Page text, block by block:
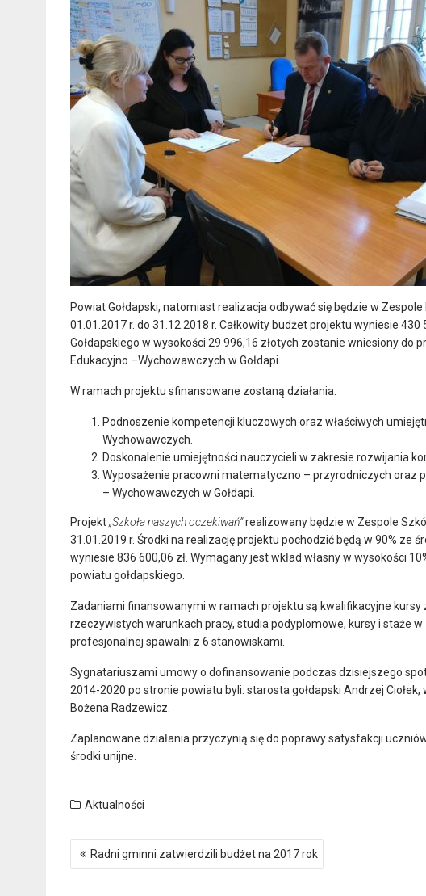
Powiat Gołdapski, natomiast realizacja odbywać się będzie w
01.01.2017 r. do 31.12.2018 r. Całkowity budżet projektu wyniesie
Gołdapskiego w wysokości 29 996,16 złotych zostanie wniesiony
Edukacyjno –Wychowawczych w Gołdapi.
W ramach projektu sfinansowane zostaną działania:
Podnoszenie kompetencji kluczowych oraz właściwych
Wychowawczych.
Doskonalenie umiejętności nauczycieli w zakresie rozwijania
Wyposażenie pracowni matematyczno – przyrodniczych oraz
– Wychowawczych w Gołdapi.
Projekt„Szkoła naszych oczekiwań”realizowany będzie w Zespole
31.01.2019 r. Środki na realizację projektu pochodzić będą w 90% ze
wyniesie 836 600,06 zł. Wymagany jest wkład własny w wysokości
powiatu gołdapskiego.
Zadaniami finansowanymi w ramach projektu są kwalifikacyjne
rzeczywistych warunkach pracy, studia podyplomowe, kursy i staże
profesjonalnej spawalni z 6 stanowiskami.
Sygnatariuszami umowy o dofinansowanie podczas dzisiejszego
2014-2020 po stronie powiatu byli: starosta gołdapski Andrzej
Bożena Radzewicz.
Zaplanowane działania przyczynią się do poprawy satysfakcji
środki unijne.
Aktualności
Nawigacja
wpisu
Radni gminni zatwierdzili budżet na 2017 rok